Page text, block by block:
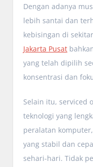
Dengan adanya
lebih santai dan
kebisingan di
Jakarta Pusat
yang telah dipilih
konsentrasi dan
Selain itu, serviced
teknologi yang
peralatan
yang stabil dan
sehari-hari. Tidak